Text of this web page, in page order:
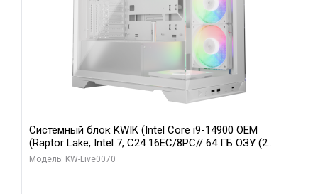
Системный блок KWIK (Intel Core i9-14900 OEM
(Raptor Lake, Intel 7, C24 16EC/8PC// 64 ГБ ОЗУ (2
модуля)/ Gigabyte RTX5080 XTREME WATERFORCE
Модель: KW-Live0070